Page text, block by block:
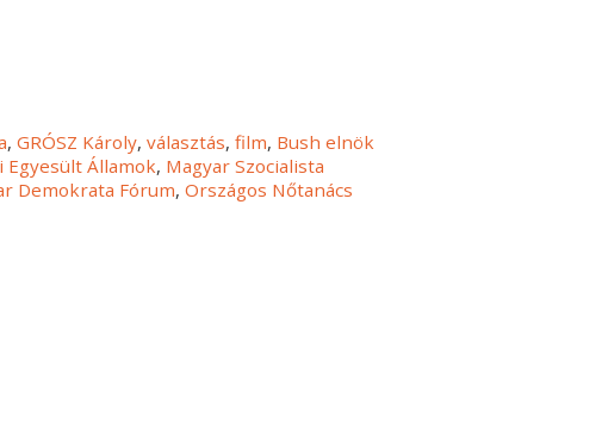
,GRÓSZ Károly,választás,film, Bush elnök
Egyesült Államok, Magyar Szocialista
Demokrata Fórum,Országos Nőtanács